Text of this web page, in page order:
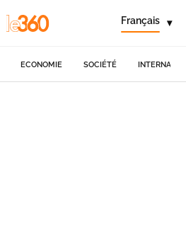
Français ▾
ECONOMIE SOCIÉTÉ